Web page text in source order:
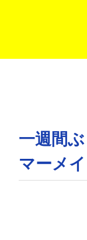
一週間
マーメイ